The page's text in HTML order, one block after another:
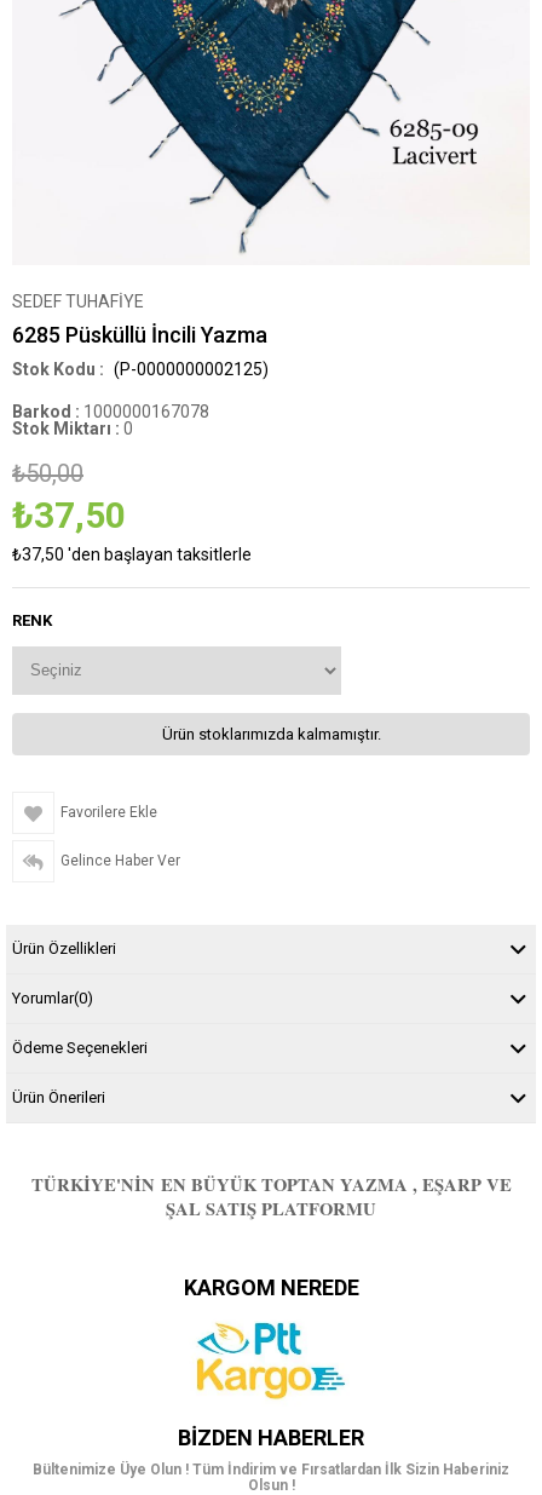
SEDEF TUHAFİYE
6285 Püsküllü İncili Yazma
(P-0000000002125)
Barkod : 1000000167078
Stok Miktarı : 0
₺50,00
₺37,50
₺37,50 'den başlayan taksitlerle
RENK
Ürün stoklarımızda kalmamıştır.
Favorilere Ekle
Gelince Haber Ver
Ürün Özellikleri
Yorumlar(0)
Ödeme Seçenekleri
Ürün Önerileri
TÜRKIYE'NIN EN BÜYÜK TOPTAN YAZMA , EŞARP VE
ŞAL SATIŞ PLATFORMU
KARGOM NEREDE
BIZDEN HABERLER
Bültenimize Üye Olun ! Tüm İndirim ve Fırsatlardan İlk Sizin Haberiniz
Olsun !